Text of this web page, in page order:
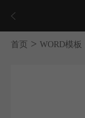
首页 > WORD模板